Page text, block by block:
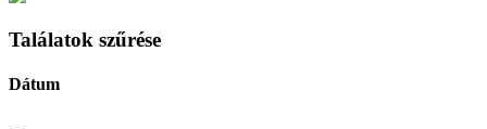
Találatok szűrése
Dátum